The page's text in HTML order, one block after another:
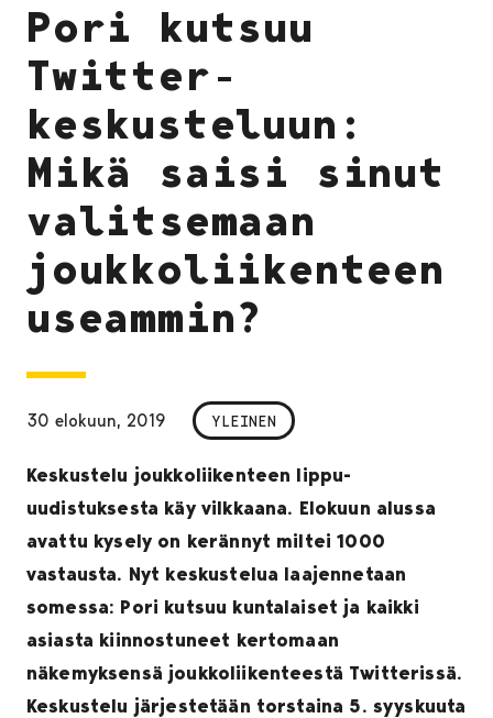
Pori kutsuu
Twitter-
keskusteluun:
Mikä saisi sinut
valitsemaan
joukkoliikenteen
useammin?
30 elokuun, 2019 YLEINEN
Keskustelu joukkoliikenteen lippu-
uudistuksesta käy vilkkaana. Elokuun alussa
avattu kysely on kerännyt miltei 1000
vastausta. Nyt keskustelua laajennetaan
somessa: Pori kutsuu kuntalaiset ja kaikki
asiasta kiinnostuneet kertomaan
näkemyksensä joukkoliikenteestä Twitterissä.
Keskustelu järjestetään torstaina 5. syyskuuta